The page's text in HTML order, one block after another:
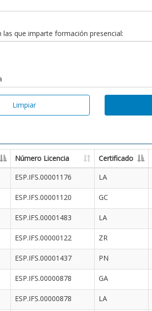
las que imparte formación presencial:
Limpiar
Número Licencia Certificado
ESP.IFS.00001176 LA
ESP.IFS.00001120 GC
ESP.IFS.00001483 LA
ESP.IFS.00000122 ZR
ESP.IFS.00001437 PN
ESP.IFS.00000878 GA
ESP.IFS.00000878 LA